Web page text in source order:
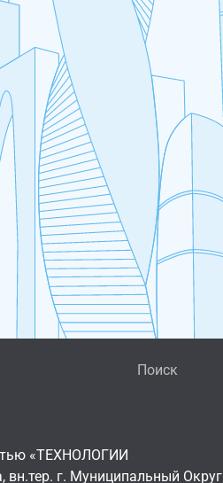
Поиск
«ТЕХНОЛОГИИ
г. Муниципальный Округ